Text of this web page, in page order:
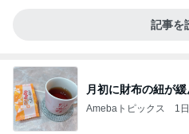
記事を
月初に財布の紐が
Amebaトピックス 1